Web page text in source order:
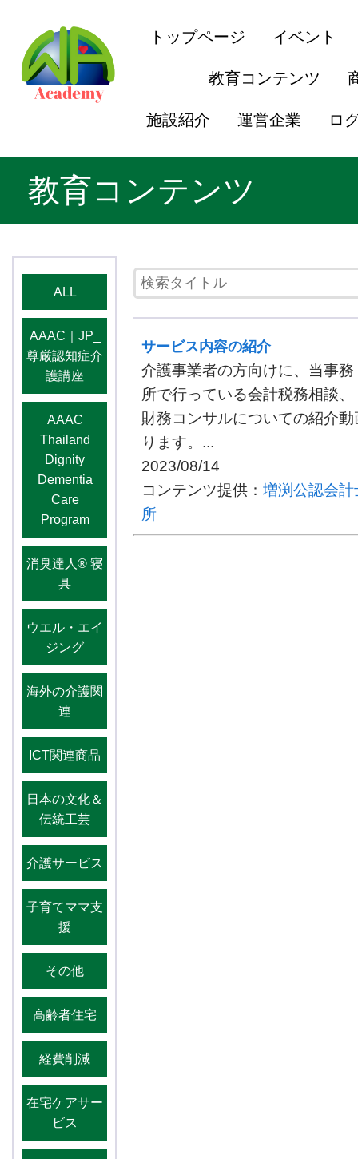
トップページ イベント
教育コンテンツ
施設紹介 運営企業 ロ
教育コンテンツ
ALL
AAAC｜JP_
尊厳認知症介
護講座
AAAC
Thailand
Dignity
Dementia
Care
Program
消臭達人®️ 寝
具
ウエル・エイ
ジング
海外の介護関
連
ICT関連商品
日本の文化＆
伝統工芸
介護サービス
子育てママ支
援
その他
高齢者住宅
経費削減
在宅ケアサー
ビス
サービス内容の紹介
介護事業者の方向けに、当事務
所で行っている会計税務相談、
財務コンサルについての紹介
ります。...
2023/08/14
コンテンツ提供：増渕公認会
所